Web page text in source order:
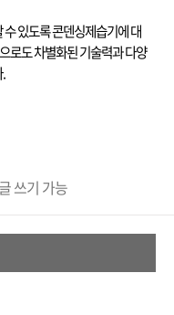
수 있도록 콘덴싱제습기에 대
로도 차별화된 기술력과 다양
.
쓰기 가능